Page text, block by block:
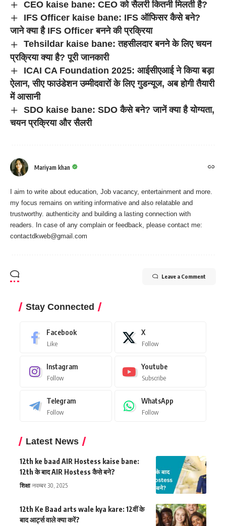
CEO kaise bane: CEO को सैलरी कितनी मिलती है?
IFS Officer kaise bane: IFS ऑफिसर कैसे बने?
जाने क्या है IFS Officer बनने की प्रक्रिया
Tehsildar kaise bane: तहसीलदार बनने के लिए चयन
प्रक्रिया क्या है? पूरी जानकारी
ICAI CA Foundation 2025: आईसीएआई ने किया बड़ा
ऐलान, सीए फाउंडेशन उम्मीदवारों के लिए गुडन्यूज, अब होगी तैयारी
में आसानी
SDO kaise bane: SDO कैसे बने? जानें क्या है योग्यता,
चयन प्रक्रिया और सैलरी
Mariyam khan
I aim to write about education, Job vacancy, entertainment and more.
my focus remains on writing informative and also relatable and
trustworthy. authenticity and building a lasting connection with
readers. In case of any complain or feedback, please contact me:
contactdkweb@gmail.com
Leave a Comment
Stay Connected
Facebook
Like
X
Follow
Instagram
Follow
Youtube
Subscribe
Telegram
Follow
WhatsApp
Follow
Latest News
12th ke baad AIR Hostess kaise bane:
12th के बाद AIR Hostess कैसे बने?
शिक्षा नवम्बर 30, 2025
12th Ke Baad arts wale kya kare: 12वीं के
बाद आर्ट्स वाले क्या करें?